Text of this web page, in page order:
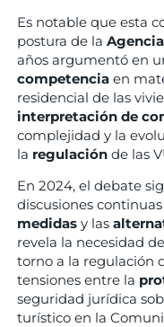
Es notable que esta
postura de la
años argumentó en
competenciaen
residencial de las
interpretación de
complejidad y la
la regulaciónde las
En 2024, el debate
discusiones
medidasy las
revela la necesidad
torno a la regulación
tensiones entre la
seguridad jurídica
turístico en la